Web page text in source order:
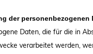
der personenbezogenen
Daten, die für die in
verarbeitet werden,